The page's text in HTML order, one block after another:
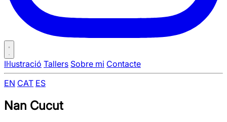
Il·lustració Tallers Sobre mi Contacte
EN CAT ES
Nan Cucut